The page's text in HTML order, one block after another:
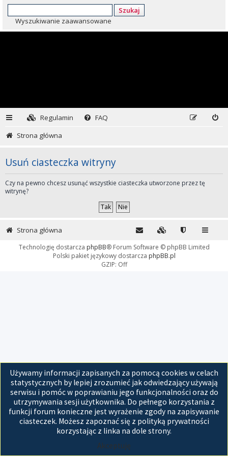
Szukaj
Wyszukiwanie zaawansowane
Regulamin
FAQ
Strona główna
Usuń ciasteczka witryny
Czy na pewno chcesz usunąć wszystkie ciasteczka utworzone przez tę
witrynę?
Używamy informacji zapisanych za pomocą cookies w celach
statystycznych by lepiej zrozumieć jak odwiedzający używają
serwisu i pomóc w poprawianiu jego funkcjonalności oraz do
utrzymywania sesji użytkownika. Do pełnego korzystania z
funkcji forum konieczne jest wyrażenie zgody na zapisywanie
ciasteczek. Możesz zapoznać się z polityką prywatności
korzystając z linka na dole strony.
Akceptuję
Strona główna
Technologię dostarcza phpBB® Forum Software © phpBB Limited
Polski pakiet językowy dostarcza phpBB.pl
GZIP: Off